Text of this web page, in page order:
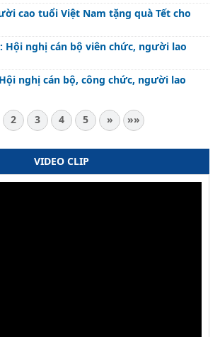
cao tuổi Việt Nam tặng quà Tết cho
Hội nghị cán bộ viên chức, người lao
nghị cán bộ, công chức, người lao
2 3 4 5 » »»
VIDEO CLIP